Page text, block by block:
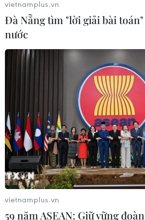
Mỹ truy tố đối tượng bị bắt tại sân
golf của Tổng thống Trump
05/08/2026 06:57
Mỹ cấm xuất khẩu vật liệu pin tái
và phế liệu vonfram trong một năm
05/08/2026 06:53
Brazil hạ cấp quan hệ với
căng thẳng ngoại giao với Mỹ
05/08/2026 03:55
vietnamplus.vn
Đà Nẵng tìm "lời giải bài
nước
vietnamplus.vn
59 năm ASEAN: Giữ vững